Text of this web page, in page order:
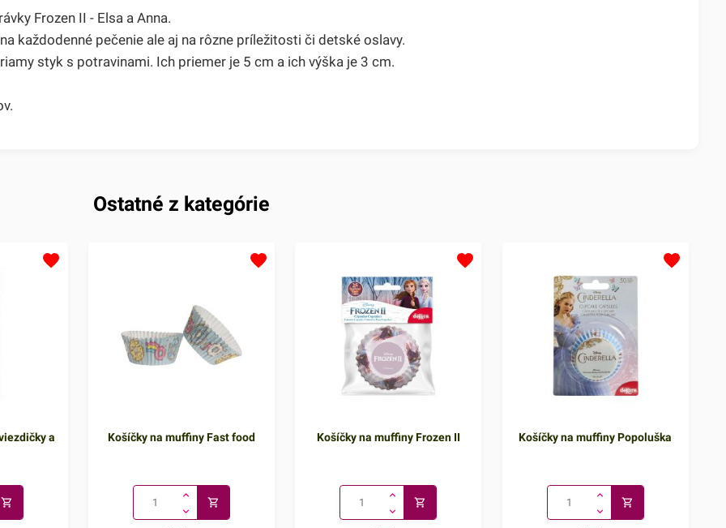
Frozen II - Elsa a Anna.
každodenné pečenie ale aj na rôzne príležitosti či detské oslavy.
styk s potravinami. Ich priemer je 5 cm a ich výška je 3 cm.
Ostatné z kategórie
a Košíčky na muffiny Fast food Košíčky na muffiny Frozen II Košíčky na muffiny Popoluška